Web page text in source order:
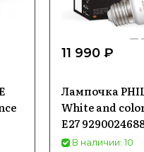
11 990 ₽
Лампочка
White and
E27
В наличии: 10